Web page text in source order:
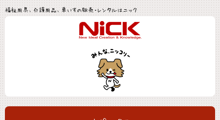
福祉用具、介護用品、車いすの販売・レンタルはニック